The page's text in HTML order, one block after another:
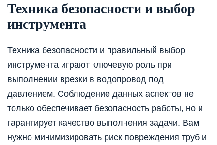
Техника безопасности и выбор
инструмента
Техника безопасности и правильный выбор
инструмента играют ключевую роль при
выполнении врезки в водопровод под
давлением. Соблюдение данных аспектов не
только обеспечивает безопасность работы, но и
гарантирует качество выполнения задачи. Вам
нужно минимизировать риск повреждения труб и